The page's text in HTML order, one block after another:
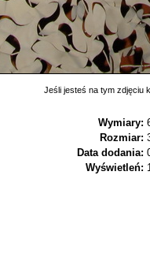
Jeśli jesteś na tym zdjęciu
Wymiary:
Rozmiar:
Data dodania:
Wyświetleń: